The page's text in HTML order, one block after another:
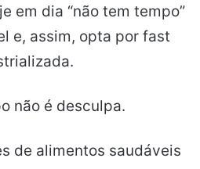
em dia “não tem tempo”
e, assim, opta por fast
não é desculpa.
de alimentos saudáveis